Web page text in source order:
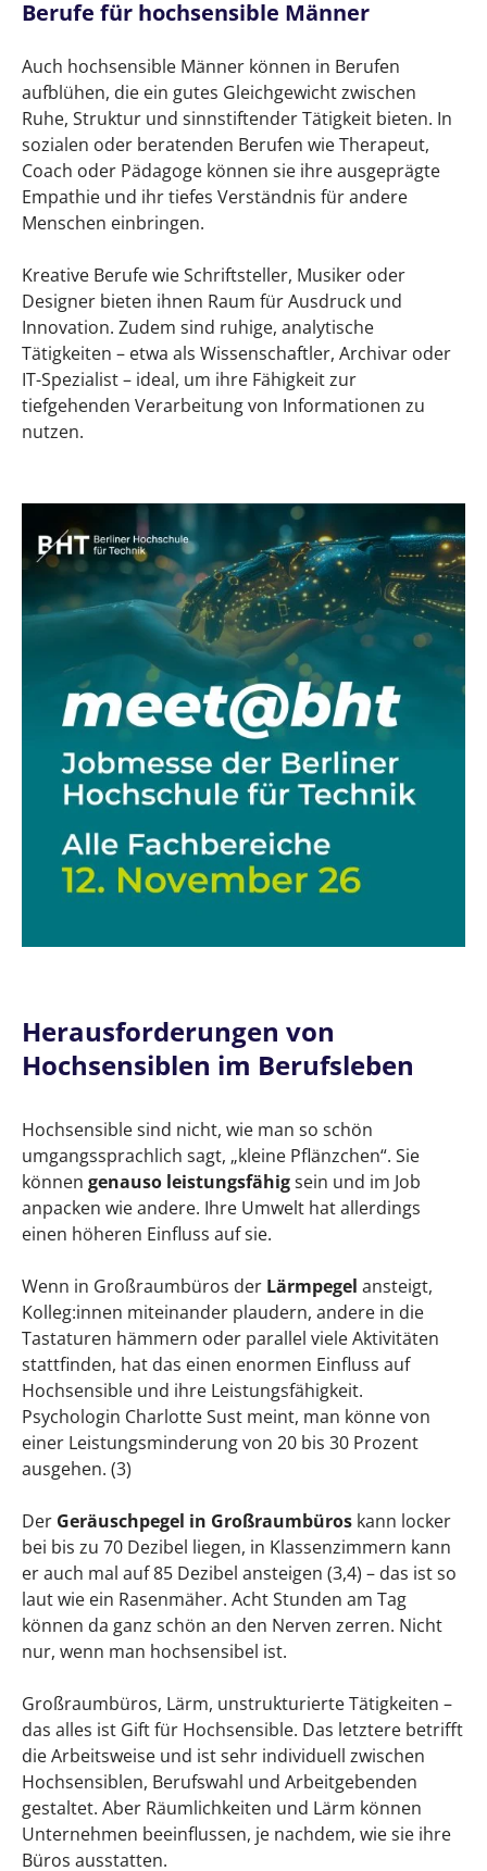
Berufe für hochsensible Männer
Auch hochsensible Männer können in Berufen
aufblühen, die ein gutes Gleichgewicht zwischen
Ruhe, Struktur und sinnstiftender Tätigkeit bieten. In
sozialen oder beratenden Berufen wie Therapeut,
Coach oder Pädagoge können sie ihre ausgeprägte
Empathie und ihr tiefes Verständnis für andere
Menschen einbringen.
Kreative Berufe wie Schriftsteller, Musiker oder
Designer bieten ihnen Raum für Ausdruck und
Innovation. Zudem sind ruhige, analytische
Tätigkeiten – etwa als Wissenschaftler, Archivar oder
IT-Spezialist – ideal, um ihre Fähigkeit zur
tiefgehenden Verarbeitung von Informationen zu
nutzen.
Herausforderungen von
Hochsensiblen im Berufsleben
Hochsensible sind nicht, wie man so schön
umgangssprachlich sagt, „kleine Pflänzchen“. Sie
können genauso leistungsfähigsein und im Job
anpacken wie andere. Ihre Umwelt hat allerdings
einen höheren Einfluss auf sie.
Wenn in Großraumbüros der Lärmpegel ansteigt,
Kolleg:innen miteinander plaudern, andere in die
Tastaturen hämmern oder parallel viele Aktivitäten
stattfinden, hat das einen enormen Einfluss auf
Hochsensible und ihre Leistungsfähigkeit.
Psychologin Charlotte Sust meint, man könne von
einer Leistungsminderung von 20 bis 30 Prozent
ausgehen. (3)
Der Geräuschpegel in Großraumbüros kann locker
bei bis zu 70 Dezibel liegen, in Klassenzimmern kann
er auch mal auf 85 Dezibel ansteigen (3,4) – das ist so
laut wie ein Rasenmäher. Acht Stunden am Tag
können da ganz schön an den Nerven zerren. Nicht
nur, wenn man hochsensibel ist.
Großraumbüros, Lärm, unstrukturierte Tätigkeiten –
das alles ist Gift für Hochsensible. Das letztere betrifft
die Arbeitsweise und ist sehr individuell zwischen
Hochsensiblen, Berufswahl und Arbeitgebenden
gestaltet. Aber Räumlichkeiten und Lärm können
Unternehmen beeinflussen, je nachdem, wie sie ihre
Büros ausstatten.